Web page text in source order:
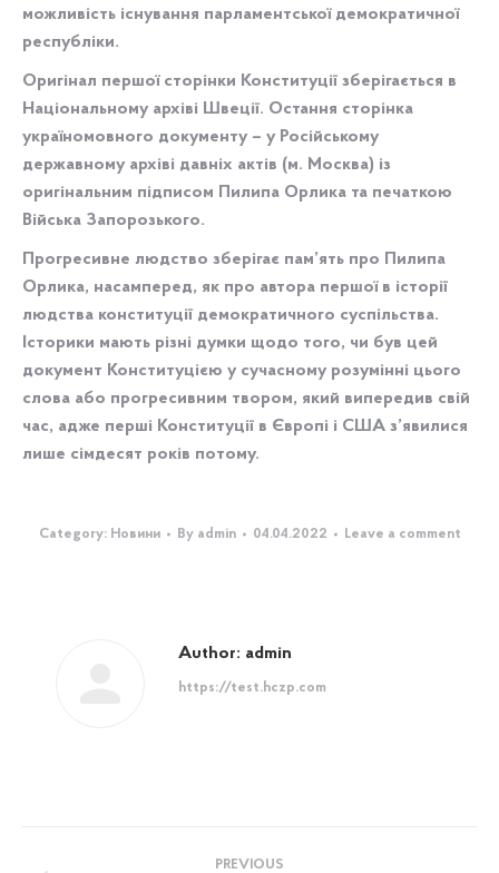
можливість існування парламентської демократичної
республіки.
Оригінал першої сторінки Конституції зберігається в
Національному архіві Швеції. Остання сторінка
україномовного документу – у Російському
державному архіві давніх актів (м. Москва) із
оригінальним підписом Пилипа Орлика та печаткою
Війська Запорозького.
Прогресивне людство зберігає пам’ять про Пилипа
Орлика, насамперед, як про автора першої в історії
людства конституції демократичного суспільства.
Історики мають різні думки щодо того, чи був цей
документ Конституцією у сучасному розумінні цього
слова або прогресивним твором, який випередив свій
час, адже перші Конституції в Європі і США з’явилися
лише сімдесят років потому.
Category: Новини By admin 04.04.2022 Leave a comment
Author: admin
https://test.hczp.com
PREVIOUS